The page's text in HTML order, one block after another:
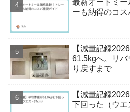
最新オートミー
ーも納得のコス
【減量記録
61.5kgへ。リバ
り戻すまで
【減量記録
下回った（ウエ